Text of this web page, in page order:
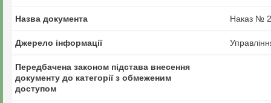
Назва документа Наказ № 2
Джерело інформації
Передбачена законом підстава внесення
документу до категорії з обмеженим
доступом